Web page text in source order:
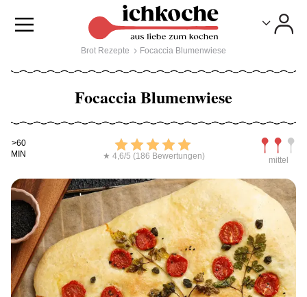
Brot Rezepte Focaccia Blumenwiese
Focaccia Blumenwiese
Kochdauer
>60
MIN
Bewerten
★ 4,6/5 (186 Bewertungen) mittel